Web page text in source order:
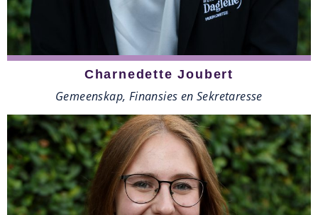
Charnedette Joubert
Gemeenskap, Finansies en Sekretaresse